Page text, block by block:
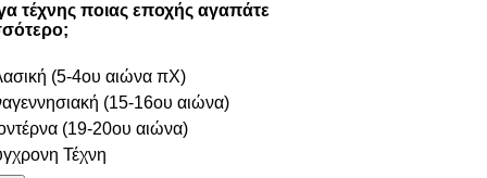
τέχνης ποιας εποχής αγαπάτε
(5-4ου αιώνα πΧ)
(15-16ου αιώνα)
(19-20ου αιώνα)
Τέχνη